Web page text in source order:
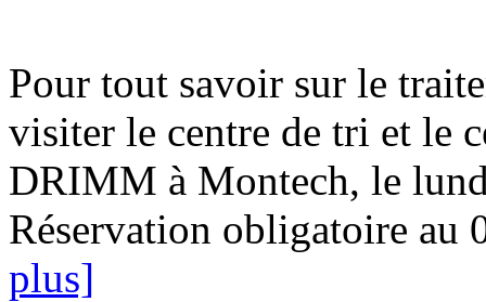
Pour tout savoir sur le
visiter le centre de tri et le
DRIMM à Montech, le
Réservation obligatoire au
plus]